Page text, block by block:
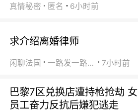
真情秘密 匿名 6小时前
求介绍离婚律师
闲聊法国 一路发一路发 7小时前
巴黎7区兑换店遭持枪抢劫 女
员工奋力反抗后嫌犯逃走